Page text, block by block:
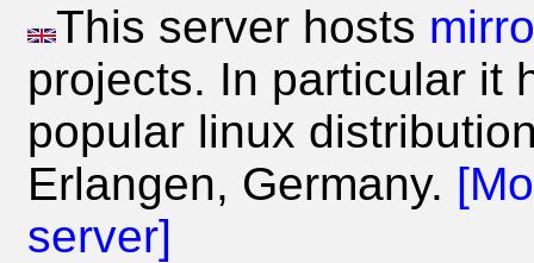
This server hosts
projects. In particular it
popular linux
Erlangen, Germany.
server]